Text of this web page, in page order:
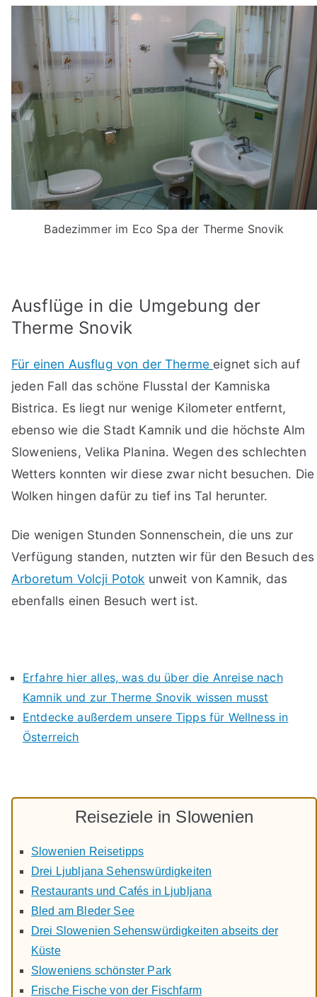
Badezimmer im Eco Spa der Therme Snovik
Ausflüge in die Umgebung der
Therme Snovik
Für einen Ausflug von der Therme eignet sich auf
jeden Fall das schöne Flusstal der Kamniska
Bistrica. Es liegt nur wenige Kilometer entfernt,
ebenso wie die Stadt Kamnik und die höchste Alm
Sloweniens, Velika Planina. Wegen des schlechten
Wetters konnten wir diese zwar nicht besuchen. Die
Wolken hingen dafür zu tief ins Tal herunter.
Die wenigen Stunden Sonnenschein, die uns zur
Verfügung standen, nutzten wir für den Besuch des
Arboretum Volcji Potok unweit von Kamnik, das
ebenfalls einen Besuch wert ist.
Erfahre hier alles, was du über die Anreise nach
Kamnik und zur Therme Snovik wissen musst
Entdecke außerdem unsere Tipps für Wellness in
Österreich
Reiseziele in Slowenien
Slowenien Reisetipps
Drei Ljubljana Sehenswürdigkeiten
Restaurants und Cafés in Ljubljana
Bled am Bleder See
Drei Slowenien Sehenswürdigkeiten abseits der
Küste
Sloweniens schönster Park
Frische Fische von der Fischfarm